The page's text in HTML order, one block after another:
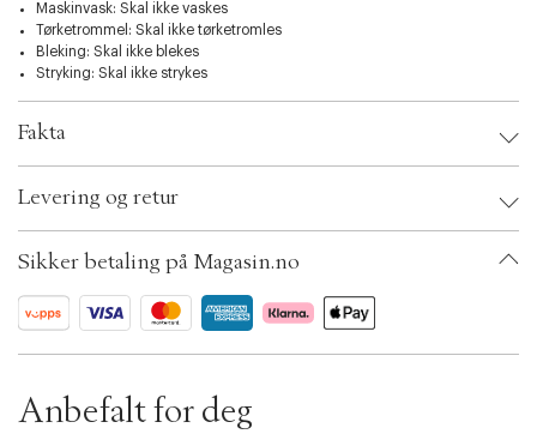
Maskinvask: Skal ikke vaskes
Tørketrommel: Skal ikke tørketromles
Bleking: Skal ikke blekes
Stryking: Skal ikke strykes
Fakta
EAN: 5704342039029
SKU: S14185288
Levering og retur
Sikker betaling på Magasin.no
Anbefalt for deg